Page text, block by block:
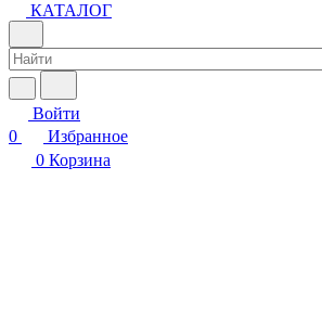
КАТАЛОГ
Войти
0
Избранное
0 Корзина